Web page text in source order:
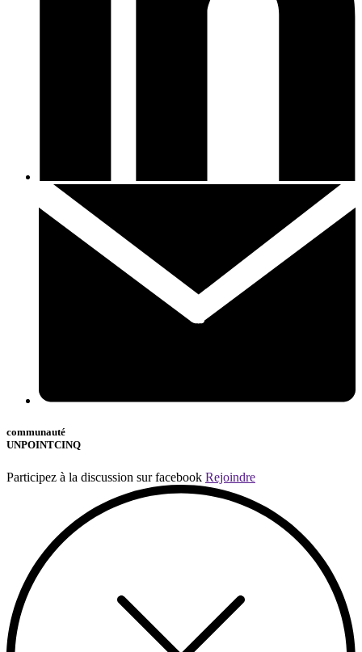
communauté
UNPOINTCINQ
Participez à la discussion sur facebook Rejoindre